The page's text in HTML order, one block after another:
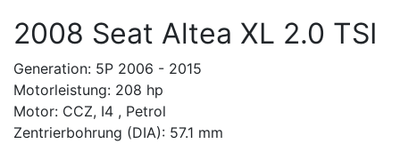
2008 Seat Altea XL 2.0 TSI
Generation: 5P 2006 - 2015
Motorleistung: 208 hp
Motor: CCZ, I4 , Petrol
Zentrierbohrung (DIA): 57.1 mm